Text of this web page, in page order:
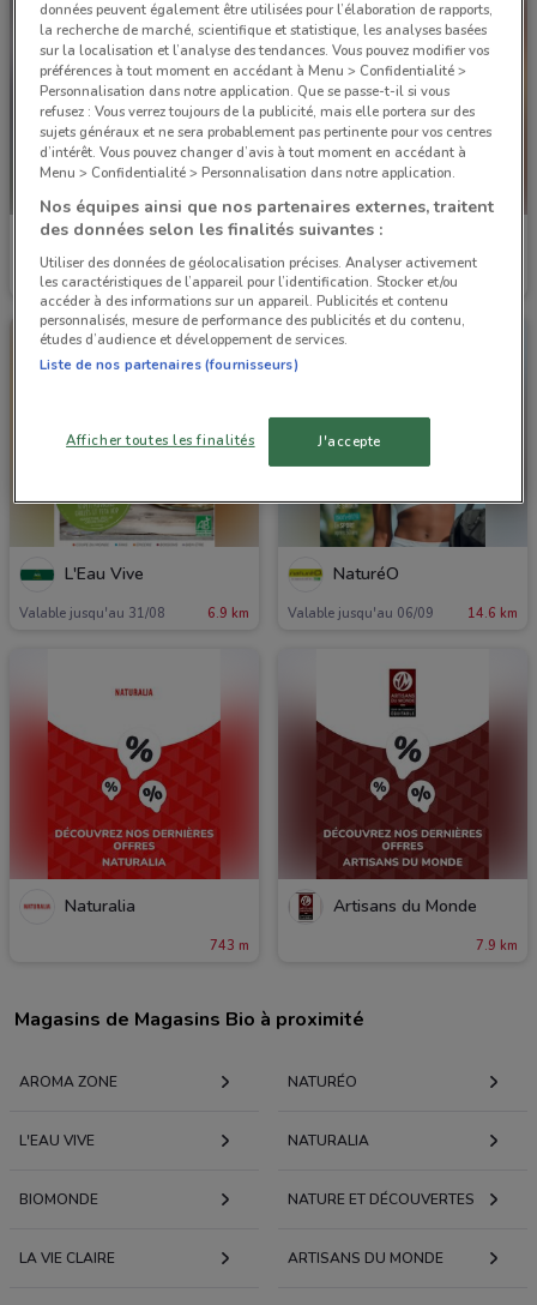
Biocoop
Valable jusqu'au 31/12 769 m
UGC
Valable jusqu'au 31/08
L'Eau Vive
Valable jusqu'au 31/08 6.9 km
NaturéO
Valable jusqu'au 06/09 14.6 km
Naturalia
743 m
Artisans du Monde
7.9 km
Magasins de Magasins Bio à proximité
AROMA ZONE NATURÉO
L'EAU VIVE NATURALIA
BIOMONDE NATURE ET DÉCOUVERTES
LA VIE CLAIRE ARTISANS DU MONDE
données peuvent également être utilisées pour l’élaboration de rapports,
la recherche de marché, scientifique et statistique, les analyses basées
sur la localisation et l’analyse des tendances. Vous pouvez modifier vos
préférences à tout moment en accédant à Menu > Confidentialité >
Personnalisation dans notre application. Que se passe-t-il si vous
refusez : Vous verrez toujours de la publicité, mais elle portera sur des
sujets généraux et ne sera probablement pas pertinente pour vos centres
d’intérêt. Vous pouvez changer d’avis à tout moment en accédant à
Menu > Confidentialité > Personnalisation dans notre application.
Nos équipes ainsi que nos partenaires externes, traitent
des données selon les finalités suivantes :
Utiliser des données de géolocalisation précises. Analyser activement
les caractéristiques de l’appareil pour l’identification. Stocker et/ou
accéder à des informations sur un appareil. Publicités et contenu
personnalisés, mesure de performance des publicités et du contenu,
études d’audience et développement de services.
Liste de nos partenaires (fournisseurs)
Afficher toutes les finalités J'accepte